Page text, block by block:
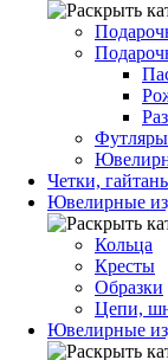
Четки,
Ювелирные
Кольца
Кресты
Образки
Цепи,
Ювелирные